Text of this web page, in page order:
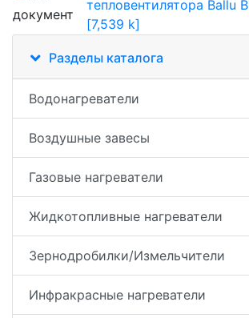
тепловентилятора Ballu
[7,539 k]
Разделы каталога
Водонагреватели
Воздушные завесы
Газовые нагреватели
Жидкотопливные нагреватели
Зернодробилки/Измельчители
Инфракрасные нагреватели